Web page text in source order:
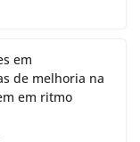
em
de melhoria na
em ritmo